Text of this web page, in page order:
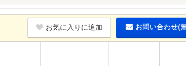
お気に入りに追加 お問い合わせ(